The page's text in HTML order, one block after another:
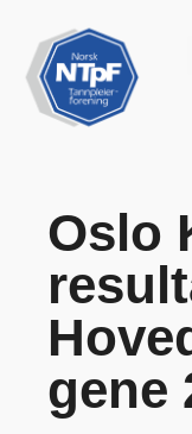
Oslo
gene